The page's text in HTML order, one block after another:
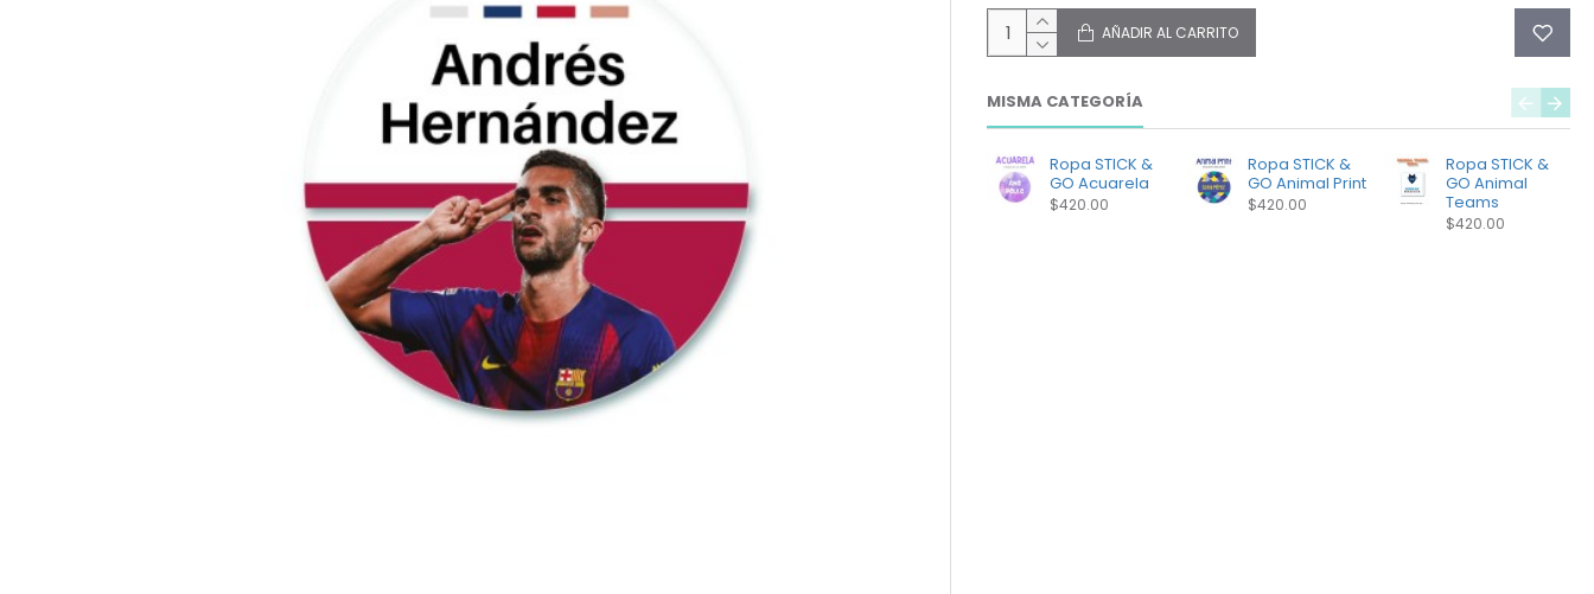
AÑADIR AL CARRITO
MISMA CATEGORÍA
Ropa STICK &
GO Acuarela
$420.00
Ropa STICK &
GO Animal Print
$420.00
Ropa STICK &
GO Animal
Teams
$420.00